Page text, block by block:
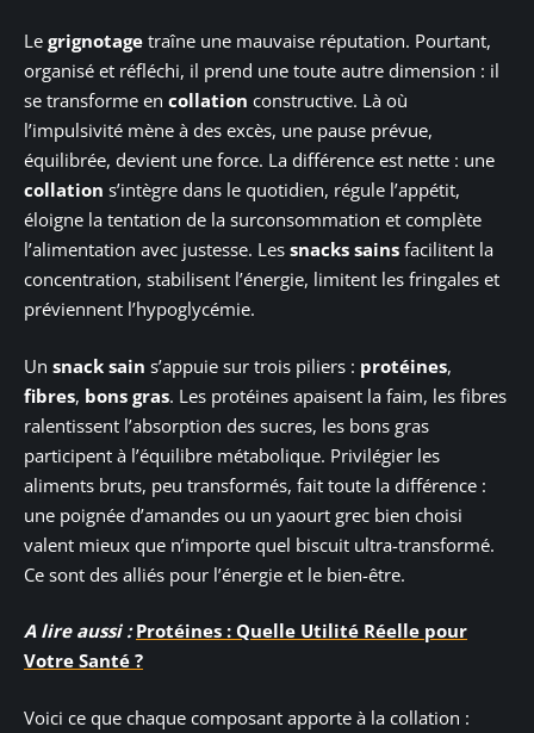
Le grignotage traîne une mauvaise réputation. Pourtant,
organisé et réfléchi, il prend une toute autre dimension : il
se transforme en collation constructive. Là où
l’impulsivité mène à des excès, une pause prévue,
équilibrée, devient une force. La différence est nette : une
collation s’intègre dans le quotidien, régule l’appétit,
éloigne la tentation de la surconsommation et complète
l’alimentation avec justesse. Les snacks sains facilitent la
concentration, stabilisent l’énergie, limitent les fringales et
préviennent l’hypoglycémie.
Un snack sain s’appuie sur trois piliers : protéines,
fibres, bons gras. Les protéines apaisent la faim, les fibres
ralentissent l’absorption des sucres, les bons gras
participent à l’équilibre métabolique. Privilégier les
aliments bruts, peu transformés, fait toute la différence :
une poignée d’amandes ou un yaourt grec bien choisi
valent mieux que n’importe quel biscuit ultra-transformé.
Ce sont des alliés pour l’énergie et le bien-être.
A lire aussi : Protéines : Quelle Utilité Réelle pour
Votre Santé ?
Voici ce que chaque composant apporte à la collation :